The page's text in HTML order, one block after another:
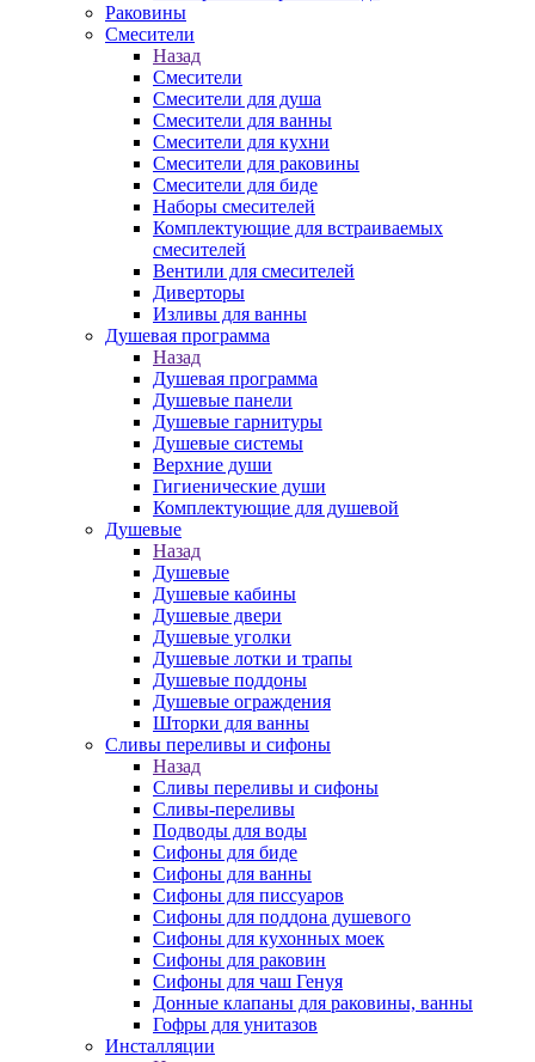
Раковины
Смесители
Назад
Смесители
Смесители для душа
Смесители для ванны
Смесители для кухни
Смесители для раковины
Смесители для биде
Наборы смесителей
Комплектующие для встраиваемых
смесителей
Вентили для смесителей
Диверторы
Изливы для ванны
Душевая программа
Назад
Душевая программа
Душевые панели
Душевые гарнитуры
Душевые системы
Верхние души
Гигиенические души
Комплектующие для душевой
Душевые
Назад
Душевые
Душевые кабины
Душевые двери
Душевые уголки
Душевые лотки и трапы
Душевые поддоны
Душевые ограждения
Шторки для ванны
Сливы переливы и сифоны
Назад
Сливы переливы и сифоны
Сливы-переливы
Подводы для воды
Сифоны для биде
Сифоны для ванны
Сифоны для писсуаров
Сифоны для поддона душевого
Сифоны для кухонных моек
Сифоны для раковин
Сифоны для чаш Генуя
Донные клапаны для раковины, ванны
Гофры для унитазов
Инсталляции